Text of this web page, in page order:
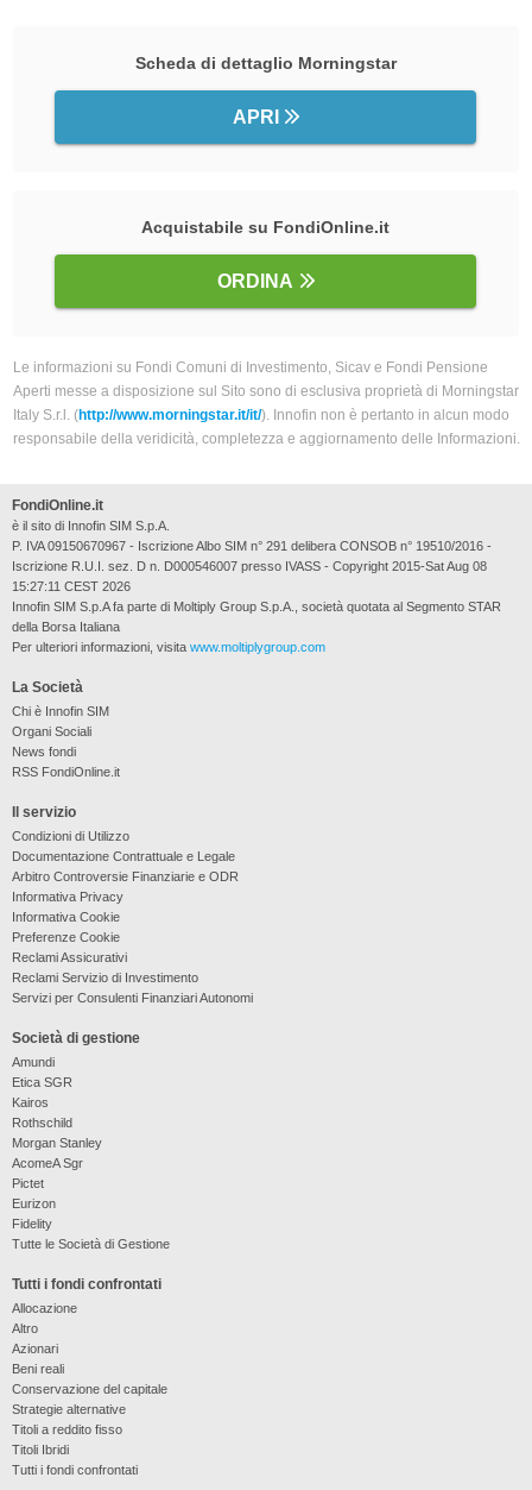
Scheda di dettaglio Morningstar
APRI
Acquistabile su FondiOnline.it
ORDINA
Le informazioni su Fondi Comuni di Investimento, Sicav e Fondi Pensione
Aperti messe a disposizione sul Sito sono di esclusiva proprietà di Morningstar
Italy S.r.l. (http://www.morningstar.it/it/). Innofin non è pertanto in alcun modo
responsabile della veridicità, completezza e aggiornamento delle Informazioni.
La Società
Chi è Innofin SIM
Organi Sociali
News fondi
RSS FondiOnline.it
Il servizio
Condizioni di Utilizzo
Documentazione Contrattuale e Legale
Arbitro Controversie Finanziarie e ODR
Informativa Privacy
Informativa Cookie
Preferenze Cookie
Reclami Assicurativi
Reclami Servizio di Investimento
Servizi per Consulenti Finanziari Autonomi
Società di gestione
Amundi
Etica SGR
Kairos
Rothschild
Morgan Stanley
AcomeA Sgr
Pictet
Eurizon
Fidelity
Tutte le Società di Gestione
Tutti i fondi confrontati
Allocazione
Altro
Azionari
Beni reali
Conservazione del capitale
Strategie alternative
Titoli a reddito fisso
Titoli Ibridi
Tutti i fondi confrontati
FondiOnline.it
è il sito di Innofin SIM S.p.A.
P. IVA 09150670967 - Iscrizione Albo SIM n° 291 delibera CONSOB n° 19510/2016 -
Iscrizione R.U.I. sez. D n. D000546007 presso IVASS - Copyright 2015-Sat Aug 08
15:27:11 CEST 2026
Innofin SIM S.p.A fa parte di Moltiply Group S.p.A., società quotata al Segmento STAR
della Borsa Italiana
Per ulteriori informazioni, visita www.moltiplygroup.com